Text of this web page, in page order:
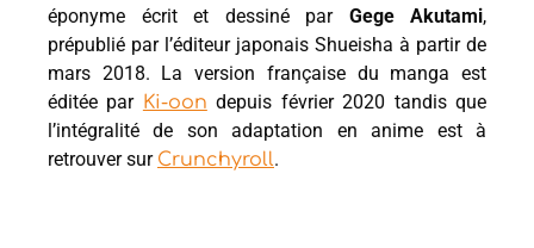
éponyme écrit et dessiné par Gege Akutami,
prépublié par l’éditeur japonais Shueisha à partir de
mars 2018. La version française du manga est
éditée par Ki-oon depuis février 2020 tandis que
l’intégralité de son adaptation en anime est à
retrouver sur Crunchyroll.